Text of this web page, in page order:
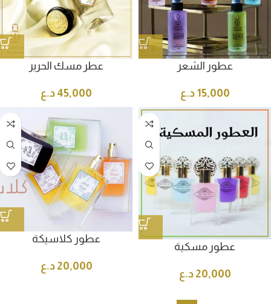
عطر مسك الحرير
45,000 د.ع
عطور الشعر
15,000 د.ع
عطور كلاسيكة
20,000 د.ع
عطور مسكية
20,000 د.ع